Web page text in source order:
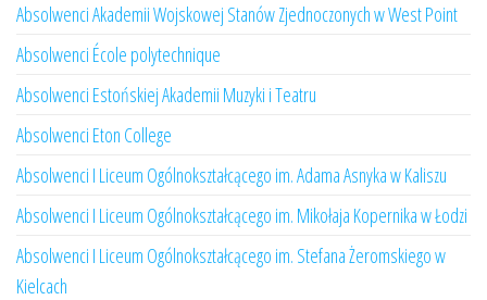
Absolwenci Akademii Wojskowej Stanów Zjednoczonych w West Point
Absolwenci École polytechnique
Absolwenci Estońskiej Akademii Muzyki i Teatru
Absolwenci Eton College
Absolwenci I Liceum Ogólnokształcącego im. Adama Asnyka w Kaliszu
Absolwenci I Liceum Ogólnokształcącego im. Mikołaja Kopernika w Łodzi
Absolwenci I Liceum Ogólnokształcącego im. Stefana Żeromskiego w
Kielcach